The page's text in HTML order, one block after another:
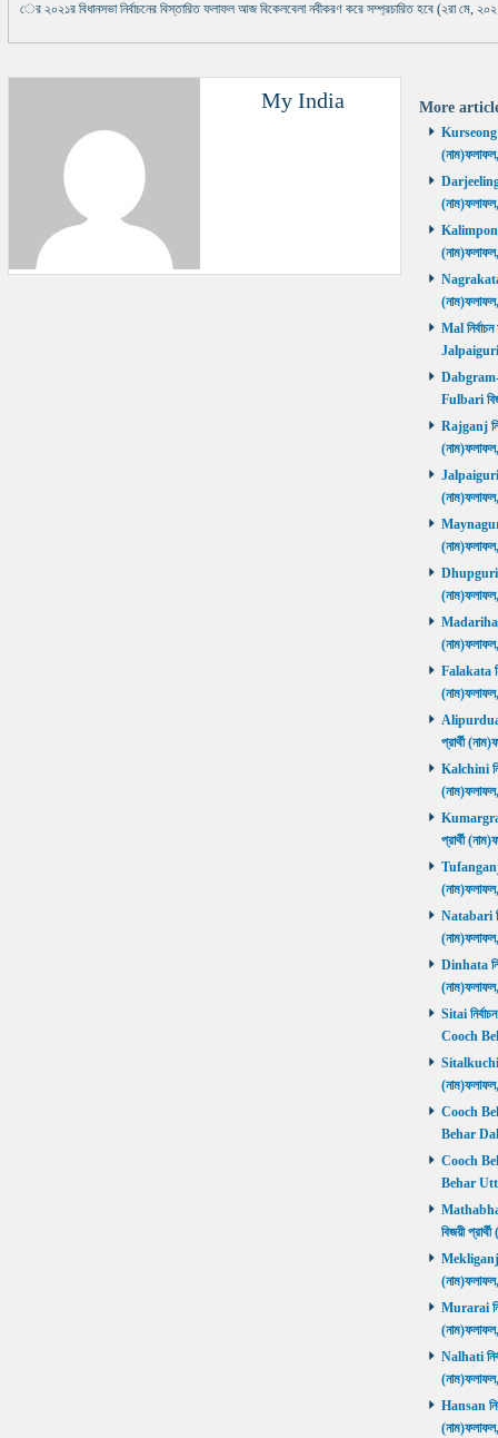
ের ২০২১র বিধানসভা নির্বাচনের বিস্তারিত ফলাফল আজ বিকেলবেলা নবীকরণ করে সম্প্রচারিত হবে (২রা মে,
My India More
Kurseong
Darjeeling
Kalimpong
Nagrakata
Mal
Jalpaiguri
Dabgram-
Fulbari
Rajganj
Jalpaiguri
Maynaguri
Dhupguri
Madarihat
Falakata
প্রার্থী
Kalchini
প্রার্থী
Tufanganj
Natabari
Dinhata
Sitai
Cooch
Sitalkuchi
Cooch
Behar
Cooch
Behar
বিজয়ী
Mekliganj
Murarai
Nalhati
Hansan